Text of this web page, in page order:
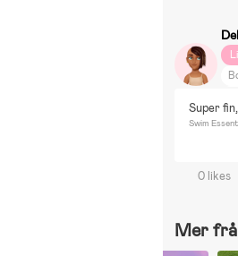
Super
Swim
0 likes
Mer